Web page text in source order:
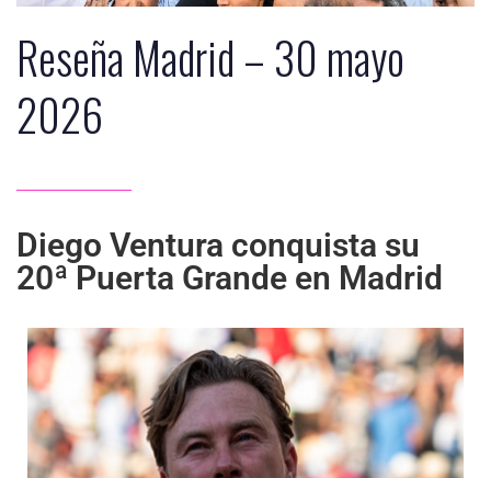
Reseña Madrid – 30 mayo
2026
Diego Ventura conquista su
20ª Puerta Grande en Madrid